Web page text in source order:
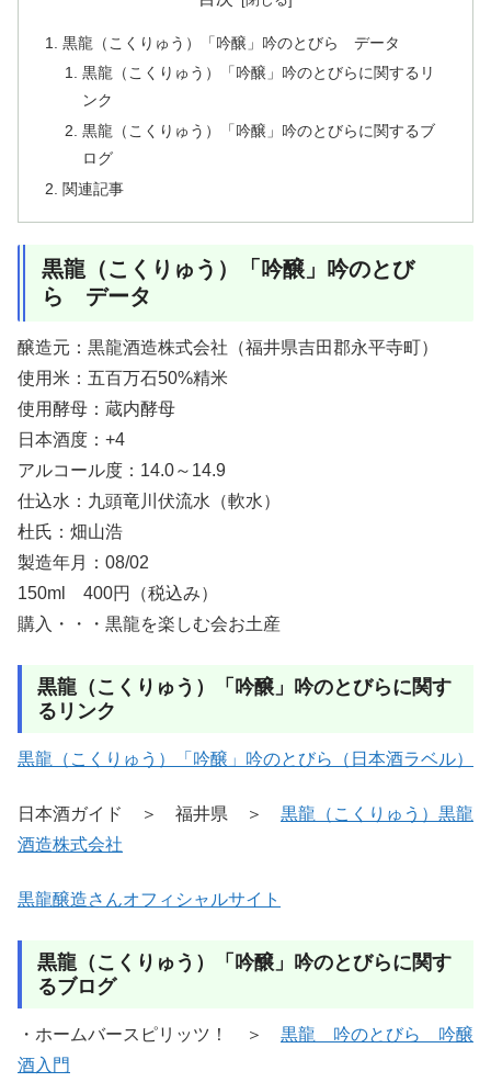
黒龍（こくりゅう）「吟醸」吟のとびら データ
黒龍（こくりゅう）「吟醸」吟のとびらに関するリ
ンク
黒龍（こくりゅう）「吟醸」吟のとびらに関するブ
ログ
関連記事
黒龍（こくりゅう）「吟醸」吟のとび
ら データ
醸造元：黒龍酒造株式会社（福井県吉田郡永平寺町）
使用米：五百万石50%精米
使用酵母：蔵内酵母
日本酒度：+4
アルコール度：14.0～14.9
仕込水：九頭竜川伏流水（軟水）
杜氏：畑山浩
製造年月：08/02
150ml 400円（税込み）
購入・・・黒龍を楽しむ会お土産
黒龍（こくりゅう）「吟醸」吟のとびらに関す
るリンク
黒龍（こくりゅう）「吟醸」吟のとびら（日本酒ラベル）
日本酒ガイド ＞ 福井県 ＞ 黒龍（こくりゅう）黒龍
酒造株式会社
黒龍醸造さんオフィシャルサイト
黒龍（こくりゅう）「吟醸」吟のとびらに関す
るブログ
・ホームバースピリッツ！ ＞ 黒龍 吟のとびら 吟醸
酒入門